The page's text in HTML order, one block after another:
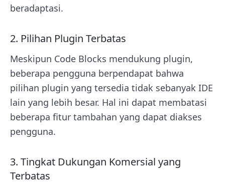
beradaptasi.
2. Pilihan Plugin Terbatas
Meskipun Code Blocks mendukung plugin,
beberapa pengguna berpendapat bahwa
pilihan plugin yang tersedia tidak sebanyak IDE
lain yang lebih besar. Hal ini dapat membatasi
beberapa fitur tambahan yang dapat diakses
pengguna.
3. Tingkat Dukungan Komersial yang
Terbatas